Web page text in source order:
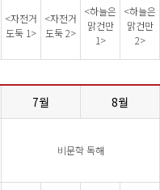
<자전거
도둑 1>
<자전거
도둑 2>
<하늘은
맑건만
1>
<하늘은
맑건만
2>
7월 8월
비문학 독해